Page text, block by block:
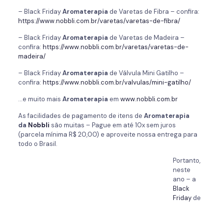
– Black FridayAromaterapia de Varetas de Fibra – confira:
https://www.nobbli.com.br/varetas/varetas-de-fibra/
– Black FridayAromaterapia de Varetas de Madeira –
confira: https://www.nobbli.com.br/varetas/varetas-de-
madeira/
– Black FridayAromaterapia de Válvula Mini Gatilho –
confira: https://www.nobbli.com.br/valvulas/mini-gatilho/
…e muito mais Aromaterapia em www.nobbli.com.br
As facilidades de pagamento de itens de Aromaterapia
da Nobbli são muitas – Pague em até 10x sem juros
(parcela mínima R$ 20,00) e aproveite nossa entrega para
todo o Brasil.
Portanto,
neste
ano – a
Black
Fridayde